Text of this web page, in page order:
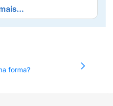
é prático e mantém
para adoçar o
uma
para um
forma?